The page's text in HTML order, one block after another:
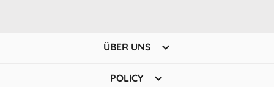
ÜBER UNS 
POLICY 